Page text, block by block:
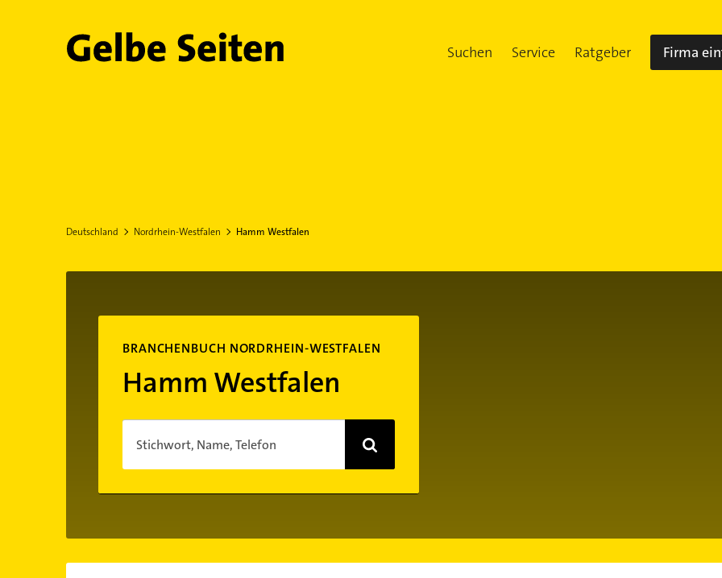
Gelbe Seiten Suchen Service Ratgeber Firma
Deutschland Nordrhein-Westfalen Hamm Westfalen
BRANCHENBUCH NORDRHEIN-WESTFALEN
Hamm Westfalen
Stichwort, Name, Telefon